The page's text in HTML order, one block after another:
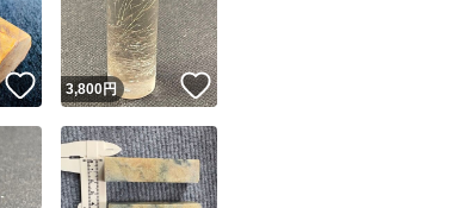
いいね！
3,800円 いいね！